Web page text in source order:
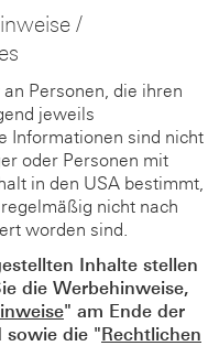
/
Personen, die ihren
jeweils
Informationen sind nicht
oder Personen mit
in den USA bestimmt,
nicht nach
worden sind.
Inhalte stellen
die Werbehinweise,
" am Ende der
sowie die "Rechtlichen